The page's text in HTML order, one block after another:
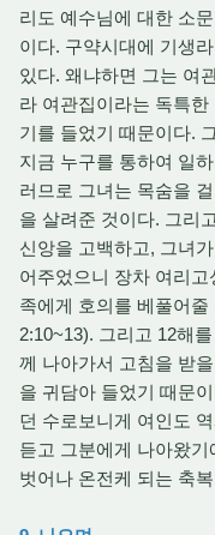
리도 예수님에 대한 소
이다. 구약시대에 기생
있다. 왜냐하면 그는 여
라 여관집이라는 독특
기를 들었기 때문이다.
지금 누구를 통하여 일
러므로 그녀는 목숨을
을 살려준 것이다. 그리
신앙을 고백하고, 그녀
어주었으니 장차 여리
족에게 호의를 베풀어
2:10~13). 그리고 12해
께 나아가서 고침을 받
을 귀담아 들었기 때문
던 수로보니게 여인도
듣고 그분에게 나아왔
벗어나 온전케 되는 축